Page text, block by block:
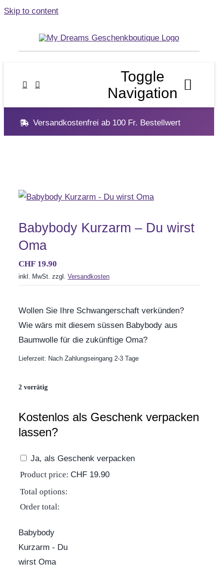
Skip to content
Toggle
Navigation
Home
Über uns
Kontakt
Versandkostenfrei ab 100 Fr. Bestellwert
Babybody Kurzarm – Du wirst
Oma
CHF19.90
inkl. MwSt. zzgl. Versandkosten
Wollen Sie Ihre Schwangerschaft verkünden?
Wie wärs mit diesem süssen Babybody aus
Baumwolle für die zukünftige Oma?
Lieferzeit: Nach Zahlungseingang 2-3 Tage
2 vorrätig
Kostenlos als Geschenk verpacken
lassen?
Ja, als Geschenk verpacken
Product price: CHF19.90
Total options:
Order total:
Babybody
Kurzarm - Du
wirst Oma